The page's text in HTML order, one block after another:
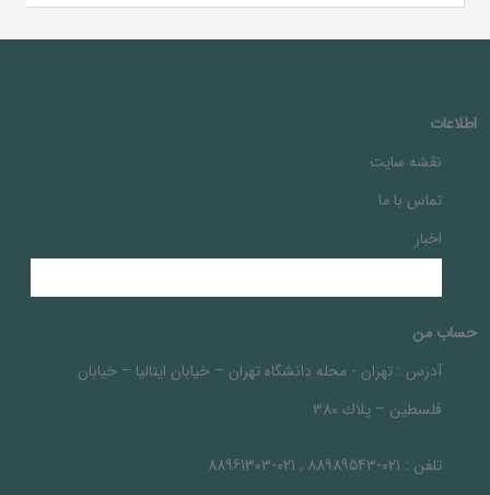
اطلاعات
نقشه سایت
تماس با ما
اخبار
حساب من
آدرس : تهران - محله دانشگاه تهران – خيابان ايتاليا – خيابان
فلسطين – پلاك 380
تلفن : 021-88989543 , 021-88961303